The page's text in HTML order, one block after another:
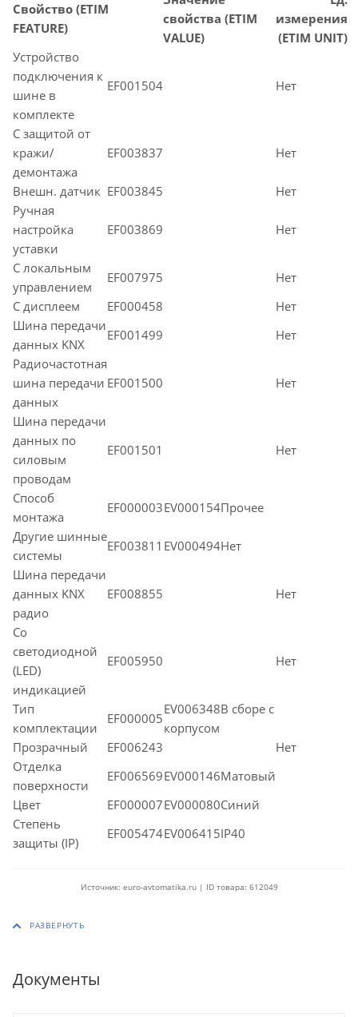
Свойство (ETIM
FEATURE)
свойства (ETIM
VALUE)
измерения
(ETIM UNIT)
Устройство
подключения к
шине в
комплекте
EF001504 Нет
С защитой от
кражи/
демонтажа
EF003837 Нет
Внешн. датчик EF003845
Нет
Ручная
настройка
уставки
EF003869 Нет
С локальным
управлением
EF007975
Нет
С дисплеем
EF000458
Нет
Шина передачи
данных KNX
EF001499
Нет
Радиочастотная
шина передачи
данных
EF001500 Нет
Шина передачи
данных по
силовым
проводам
EF001501 Нет
Способ
монтажа
EF000003EV000154Прочее
Другие шинные
системы
EF003811 EV000494Нет
Шина передачи
данных KNX
радио
EF008855 Нет
Со
светодиодной
(LED)
индикацией
EF005950 Нет
Тип
комплектации
EF000005
EV006348В сборе с
корпусом
Прозрачный
EF006243
Нет
Отделка
поверхности
EF006569EV000146Матовый
Цвет
EF000007EV000080Синий
Степень
защиты (IP)
EF005474EV006415IP40
Источник: euro-avtomatika.ru | ID товара: 612049
Документы